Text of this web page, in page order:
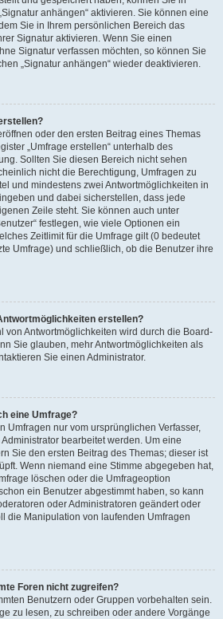
anhängen“ aktivieren. Sie können eine
Sie in Ihrem persönlichen Bereich das
Signatur aktivieren. Wenn Sie einen
Signatur verfassen möchten, so können Sie
„Signatur anhängen“ wieder deaktivieren.
oder den ersten Beitrag eines Themas
„Umfrage erstellen“ unterhalb des
Sollten Sie diesen Bereich nicht sehen
nicht die Berechtigung, Umfragen zu
und mindestens zwei Antwortmöglichkeiten in
und dabei sicherstellen, dass jede
Zeile steht. Sie können auch unter
festlegen, wie viele Optionen ein
Zeitlimit für die Umfrage gilt (0 bedeutet
Umfrage) und schließlich, ob die Benutzer ihre
erstellen?
von Antwortmöglichkeiten wird durch die Board-
Sie glauben, mehr Antwortmöglichkeiten als
Sie einen Administrator.
eine Umfrage?
Umfragen nur vom ursprünglichen Verfasser,
bearbeitet werden. Um eine
Sie den ersten Beitrag des Themas; dieser ist
Wenn niemand eine Stimme abgegeben hat,
löschen oder die Umfrageoption
ein Benutzer abgestimmt haben, so kann
oder Administratoren geändert oder
die Manipulation von laufenden Umfragen
Foren nicht zugreifen?
Benutzern oder Gruppen vorbehalten sein.
zu lesen, zu schreiben oder andere Vorgänge